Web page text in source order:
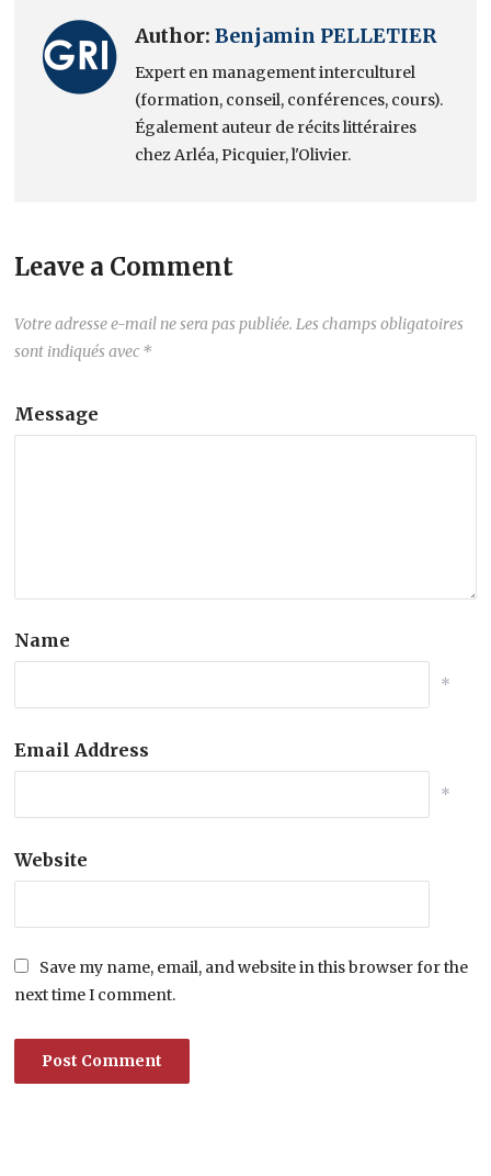
Author:Benjamin PELLETIER
Expert en management interculturel
(formation, conseil, conférences, cours).
Également auteur de récits littéraires
chez Arléa, Picquier, l'Olivier.
Leave a Comment
Votre adresse e-mail ne sera pas publiée. Les champs obligatoires
sont indiqués avec *
Message
Name
*
Email Address
*
Website
Save my name, email, and website in this browser for the
next time I comment.